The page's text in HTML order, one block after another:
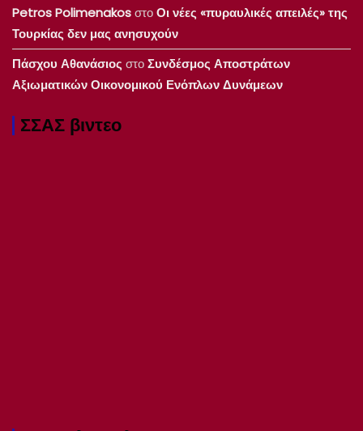
Petros PolimenakosστοΟι νέες «πυραυλικές απειλές» της
Τουρκίας δεν μας ανησυχούν
Πάσχου Αθανάσιος στοΣυνδέσμος Αποστράτων
Αξιωματικών Οικονομικού Ενόπλων Δυνάμεων
ΣΣΑΣ βιντεο